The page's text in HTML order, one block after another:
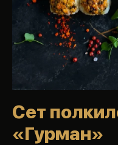
Сет
«Гурман»